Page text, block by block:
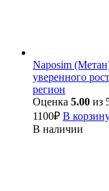
Naposim
уверенного
регион
Оценка 5.00 из
1100₽ В
В наличии